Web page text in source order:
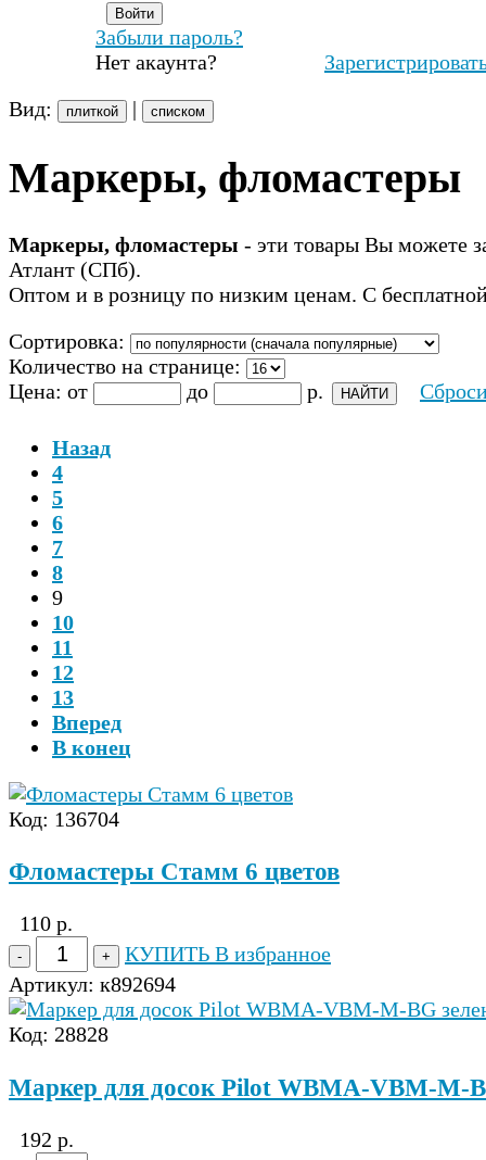
Забыли пароль?
Нет акаунта?
Вид:
плиткой | списком
Маркеры, фломастеры
Маркеры, фломастеры - эти товары Вы можете
Атлант (СПб).
Оптом и в розницу по низким ценам. С
Сортировка:
Количество на странице:
Цена: от до р.
Назад
4
5
6
7
8
9
10
11
12
13
Вперед
В конец
Код: 136704
Фломастеры Стамм 6 цветов
110 р.
КУПИТЬ В избранное
Артикул: к892694
Код: 28828
Маркер для досок Pilot WBMA-VBM-M-
192 р.